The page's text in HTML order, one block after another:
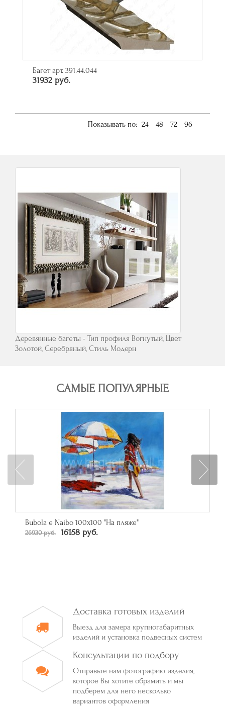
Багет арт. 391.44.044
31932 руб.
Показывать по: 24 48 72 96
Деревянные багеты - Тип профиля Вогнутый, Цвет
Золотой, Серебряный, Стиль Модерн
САМЫЕ ПОПУЛЯРНЫЕ
Зеркало прямоугольное в багете цвета серебро
От 50790 руб.
Доставка готовых изделий
Выезд для замера крупногабаритных
изделий и установка подвесных систем
Консультации по подбору
Отправьте нам фотографию изделия,
которое Вы хотите обрамить и мы
подберем для него несколько
вариантов оформления